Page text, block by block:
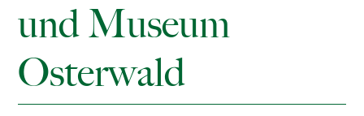
und Museum
Osterwald